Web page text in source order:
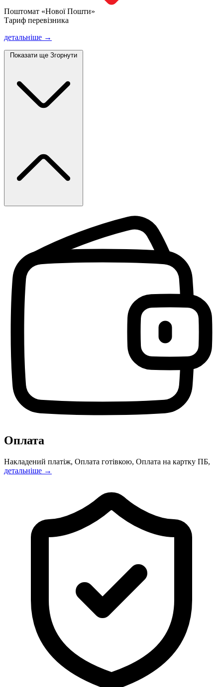
Поштомат «Нової Пошти»
Тариф перевізника
детальніше →
Показати ще Згорнути
Оплата
Накладений платіж, Оплата готівкою, Оплата на картку ПБ,
детальніше →